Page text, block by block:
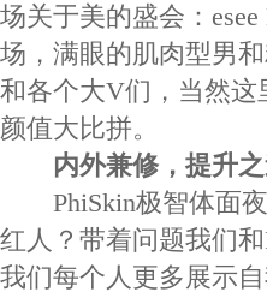
场关于美的盛会：
场，满眼的肌肉型男
和各个大V们，当然这
颜值大比拼。
内外兼修，提升
PhiSkin极智体面夜
红人？带着问题我们
我们每个人更多展示